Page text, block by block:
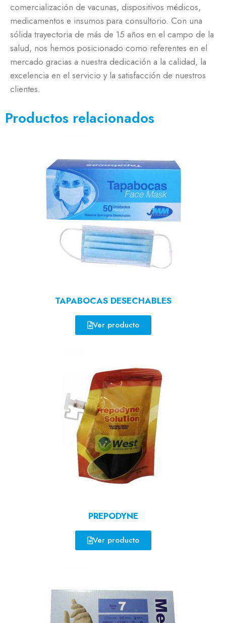
comercialización de vacunas, dispositivos médicos,
medicamentos e insumos para consultorio. Con una
sólida trayectoria de más de 15 años en el campo de la
salud, nos hemos posicionado como referentes en el
mercado gracias a nuestra dedicación a la calidad, la
excelencia en el servicio y la satisfacción de nuestros
clientes.
Productos relacionados
TAPABOCAS DESECHABLES
Ver producto
PREPODYNE
Ver producto